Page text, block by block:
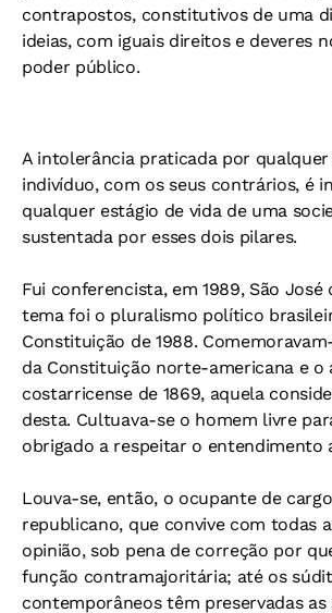
contrapostos, constitutivos de uma
ideias, com iguais direitos e deveres
poder público.
A intolerância praticada por
indivíduo, com os seus contrários, é
qualquer estágio de vida de uma
sustentada por esses dois pilares.
Fui conferencista, em 1989, São José
tema foi o pluralismo político
Constituição de 1988.
da Constituição norte-americana e o
costarricense de 1869, aquela
desta. Cultuava-se o homem livre
obrigado a respeitar o entendimento
Louva-se, então, o ocupante de
republicano, que convive com todas
opinião, sob pena de correção por
função contramajoritária; até os
contemporâneos têm preservadas as